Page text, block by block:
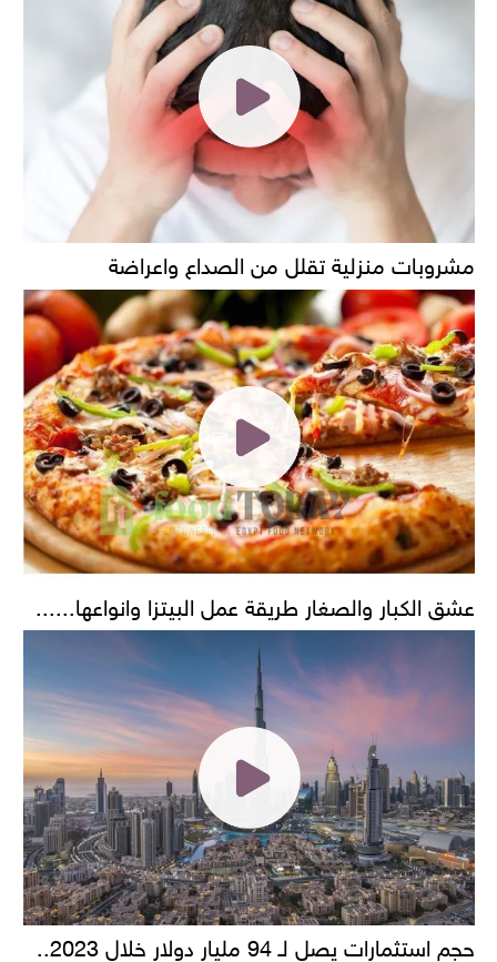
مشروبات منزلية تقلل من الصداع واعراضة
عشق الكبار والصغار طريقة عمل البيتزا وانواعها......
حجم استثمارات يصل لـ 94 مليار دولار خلال 2023..